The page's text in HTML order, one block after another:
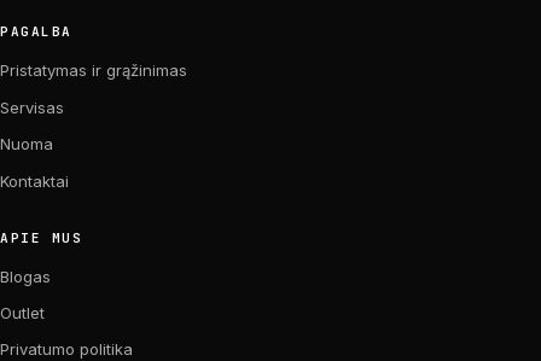
PAGALBA
Pristatymas ir grąžinimas
Servisas
Nuoma
Kontaktai
APIE MUS
Blogas
Outlet
Privatumo politika